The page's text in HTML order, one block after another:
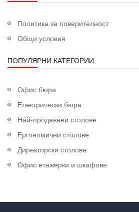
Политика за поверителност
Общи условия
ПОПУЛЯРНИ КАТЕГОРИИ
Офис бюра
Електрически бюра
Най-продавани столове
Ергономични столове
Директорски столове
Офис етажерки и шкафове